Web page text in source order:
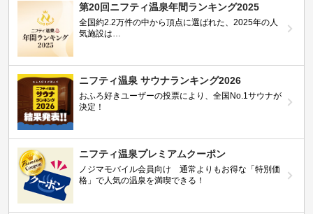
第20回ニフティ温泉年間ランキング2025
全国約2.2万件の中から頂点に選ばれた、2025年の人
気施設は…
ニフティ温泉 サウナランキング2026
おふろ好きユーザーの投票により、全国No.1サウナが
決定！
ニフティ温泉プレミアムクーポン
ノジマモバイル会員向け 通常よりもお得な「特別価
格」で人気の温泉を満喫できる！